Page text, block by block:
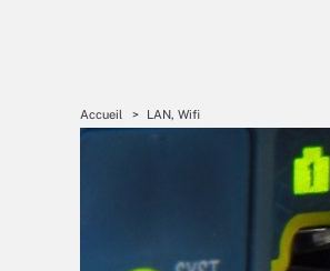
Accueil LAN, Wifi